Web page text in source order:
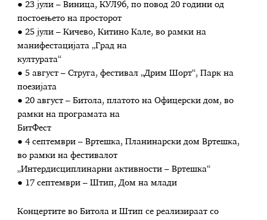
● 23 јули – Виница, КУЛ96, по повод 20 години од
постоењето на просторот
● 25 јули – Кичево, Китино Кале, во рамки на
манифестацијата „Град на
културата“
● 5 август – Струга, фестивал „Дрим Шорт“, Парк на
поезијата
● 20 август – Битола, платото на Офицерски дом, во
рамки на програмата на
БитФест
● 4 септември – Вртешка, Планинарски дом Вртешка,
во рамки на фестивалот
„Интердисциплинарни активности – Вртешка“
● 17 септември – Штип, Дом на млади
Концертите во Битола и Штип се реализираат со